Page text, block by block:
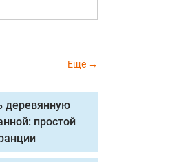
Ещё
деревянную
простой